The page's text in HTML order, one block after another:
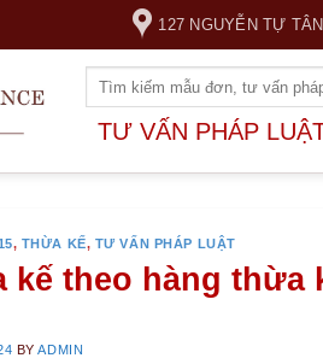
127 NGUYỄN TỰ
TƯ VẤN PHÁP
, THỪA KẾ, TƯ VẤN PHÁP LUẬT
kế theo hàng thừa
BYADMIN